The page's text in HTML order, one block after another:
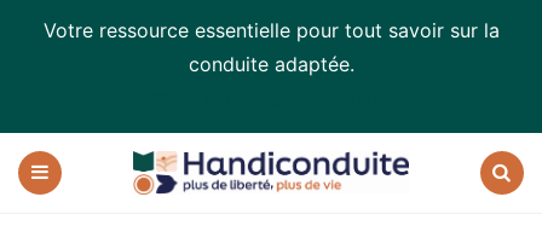
Votre ressource essentielle pour tout savoir sur la
conduite adaptée.
Handiconduite